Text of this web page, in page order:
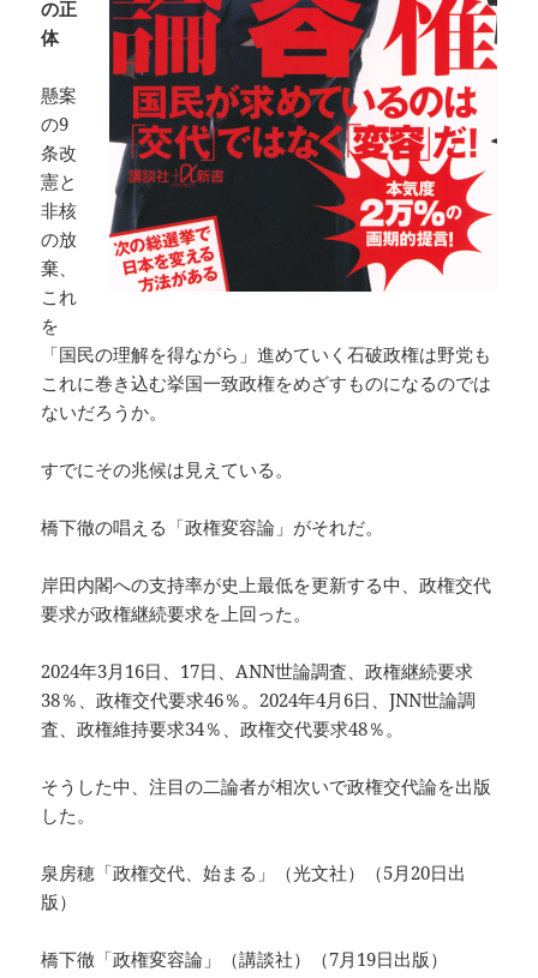
の正
体
懸案
の9
条改
憲と
非核
の放
棄、
これ
を
「国民の理解を得ながら」進めていく石破政権は野党も
これに巻き込む挙国一致政権をめざすものになるのでは
ないだろうか。
すでにその兆候は見えている。
橋下徹の唱える「政権変容論」がそれだ。
岸田内閣への支持率が史上最低を更新する中、政権交代
要求が政権継続要求を上回った。
2024年3月16日、17日、ANN世論調査、政権継続要求
38％、政権交代要求46％。2024年4月6日、JNN世論調
査、政権維持要求34％、政権交代要求48％。
そうした中、注目の二論者が相次いで政権交代論を出版
した。
泉房穂「政権交代、始まる」（光文社）（5月20日出
版）
橋下徹「政権変容論」（講談社）（7月19日出版）